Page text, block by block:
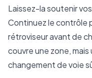
Laissez-la soutenir
Continuez le contrôle
rétroviseur avant de
couvre une zone, mais
changement de voie